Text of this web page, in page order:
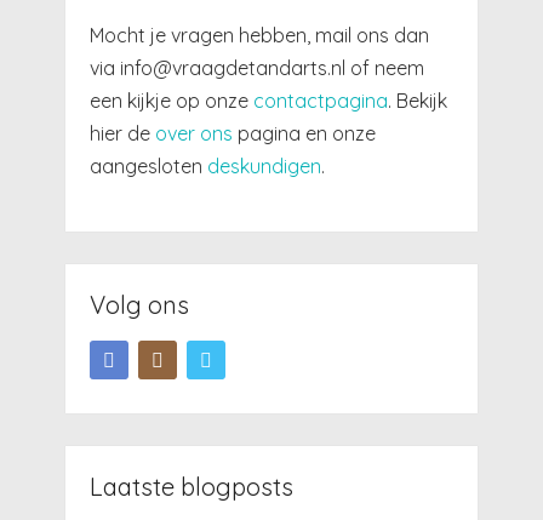
Mocht je vragen hebben, mail ons dan
via info@vraagdetandarts.nl of neem
een kijkje op onze contactpagina. Bekijk
hier de over ons pagina en onze
aangesloten deskundigen.
Volg ons
Laatste blogposts